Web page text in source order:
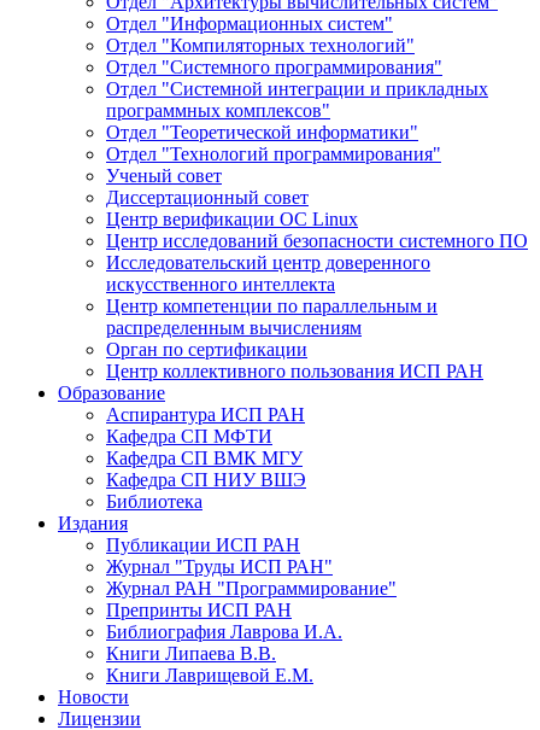
Отдел "Информационных систем"
Отдел "Компиляторных технологий"
Отдел "Системного программирования"
Отдел "Системной интеграции и прикладных
программных комплексов"
Отдел "Теоретической информатики"
Отдел "Технологий программирования"
Ученый совет
Диссертационный совет
Центр верификации ОС Linux
Центр исследований безопасности системного ПО
Исследовательский центр доверенного
искусственного интеллекта
Центр компетенции по параллельным и
распределенным вычислениям
Орган по сертификации
Центр коллективного пользования ИСП РАН
Образование
Аспирантура ИСП РАН
Кафедра СП МФТИ
Кафедра СП ВМК МГУ
Кафедра СП НИУ ВШЭ
Библиотека
Издания
Публикации ИСП РАН
Журнал "Труды ИСП РАН"
Журнал РАН "Программирование"
Препринты ИСП РАН
Библиография Лаврова И.А.
Книги Липаева В.В.
Книги Лаврищевой Е.М.
Новости
Лицензии